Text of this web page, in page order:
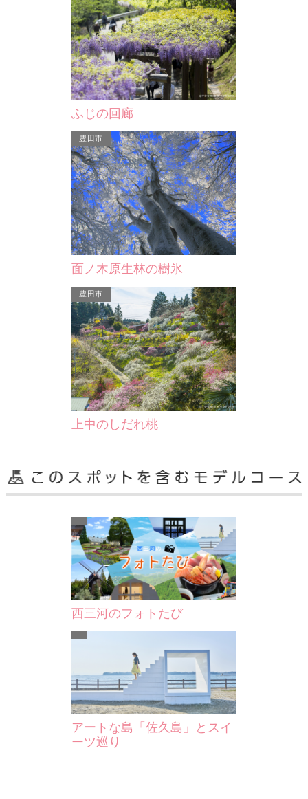
第15回佐久島太鼓フェステ…
独特の打ち方と迫力が魅力の佐久島の
奉納太鼓。 和太鼓で島を盛り上げよ
うと、主に愛知県内を拠…
山の神塚古墳
が、そのなかで最も良好な…
ふじの回廊
豊田市
面ノ木原生林の樹氷
豊田市
上中のしだれ桃
西三河のフォトたび
アートな島「佐久島」とスイ
ーツ巡り